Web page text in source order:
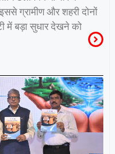
ग्रामीण और शहरी दोनों
में बड़ा सुधार देखने को